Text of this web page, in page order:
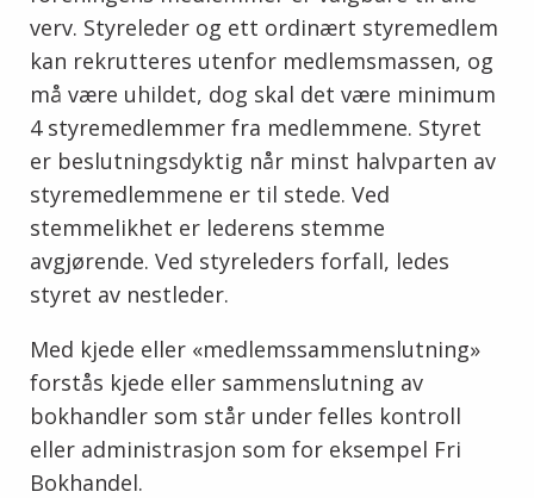
verv. Styreleder og ett ordinært styremedlem
kan rekrutteres utenfor medlemsmassen, og
må være uhildet, dog skal det være minimum
4 styremedlemmer fra medlemmene. Styret
er beslutningsdyktig når minst halvparten av
styremedlemmene er til stede. Ved
stemmelikhet er lederens stemme
avgjørende. Ved styreleders forfall, ledes
styret av nestleder.
Med kjede eller «medlemssammenslutning»
forstås kjede eller sammenslutning av
bokhandler som står under felles kontroll
eller administrasjon som for eksempel Fri
Bokhandel.